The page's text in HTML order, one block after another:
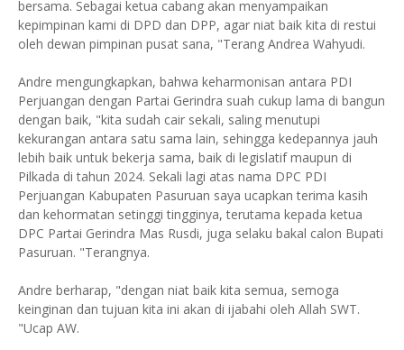
bersama. Sebagai ketua cabang akan menyampaikan
kepimpinan kami di DPD dan DPP, agar niat baik kita di restui
oleh dewan pimpinan pusat sana, "Terang Andrea Wahyudi.
Andre mengungkapkan, bahwa keharmonisan antara PDI
Perjuangan dengan Partai Gerindra suah cukup lama di bangun
dengan baik, "kita sudah cair sekali, saling menutupi
kekurangan antara satu sama lain, sehingga kedepannya jauh
lebih baik untuk bekerja sama, baik di legislatif maupun di
Pilkada di tahun 2024. Sekali lagi atas nama DPC PDI
Perjuangan Kabupaten Pasuruan saya ucapkan terima kasih
dan kehormatan setinggi tingginya, terutama kepada ketua
DPC Partai Gerindra Mas Rusdi, juga selaku bakal calon Bupati
Pasuruan. "Terangnya.
Andre berharap, "dengan niat baik kita semua, semoga
keinginan dan tujuan kita ini akan di ijabahi oleh Allah SWT.
"Ucap AW.